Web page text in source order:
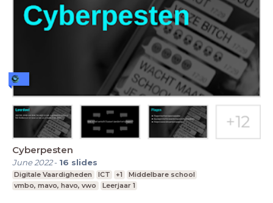
Cyberpesten
June 2022- 16 slides
Digitale Vaardigheden ICT +1
Middelbare school
vmbo, mavo, havo, vwo
Leerjaar 1